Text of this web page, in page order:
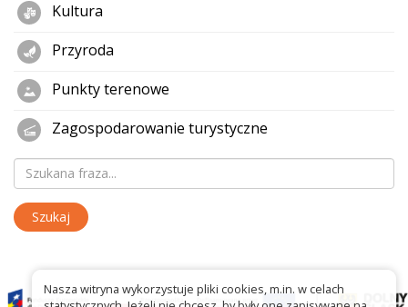
Kultura
Przyroda
Punkty terenowe
Zagospodarowanie turystyczne
Nasza witryna wykorzystuje pliki cookies, m.in. w celach